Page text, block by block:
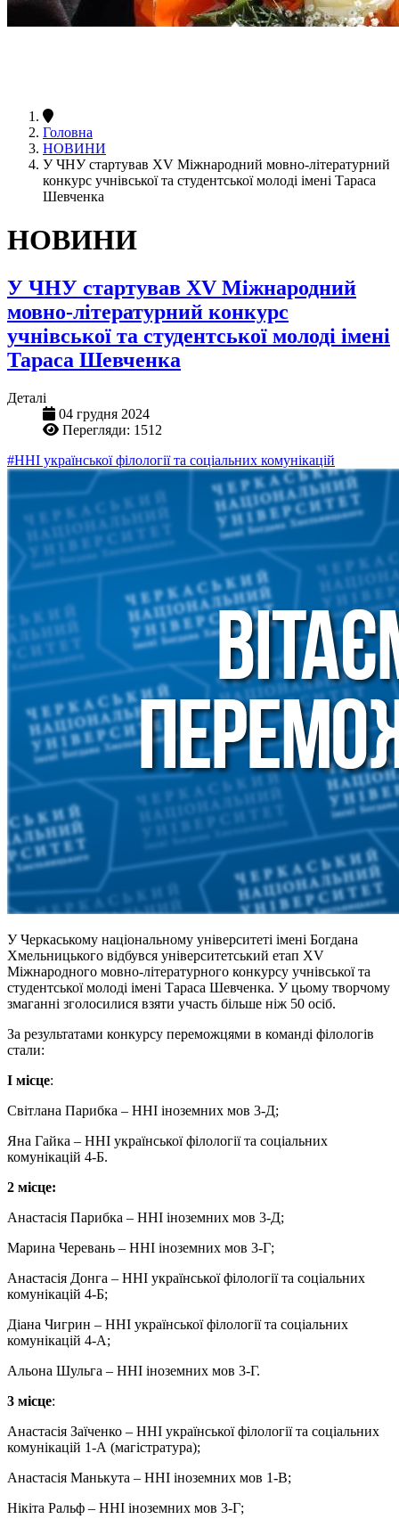
Головна
НОВИНИ
У ЧНУ стартував ХV Міжнародний мовно-літературний
конкурс учнівської та студентської молоді імені Тараса
Шевченка
НОВИНИ
У ЧНУ стартував ХV Міжнародний
мовно-літературний конкурс
учнівської та студентської молоді імені
Тараса Шевченка
Деталі
04 грудня 2024
Перегляди: 1512
#ННІ української філології та соціальних комунікацій
У Черкаському національному університеті імені Богдана
Хмельницького відбувся університетський етап ХV
Міжнародного мовно-літературного конкурсу учнівської та
студентської молоді імені Тараса Шевченка. У цьому творчому
змаганні зголосилися взяти участь більше ніж 50 осіб.
За результатами конкурсу переможцями в команді філологів
стали:
І місце:
Світлана Парибка – ННІ іноземних мов 3-Д;
Яна Гайка – ННІ української філології та соціальних
комунікацій 4-Б.
2 місце:
Анастасія Парибка – ННІ іноземних мов 3-Д;
Марина Черевань – ННІ іноземних мов 3-Г;
Анастасія Донга – ННІ української філології та соціальних
комунікацій 4-Б;
Діана Чигрин – ННІ української філології та соціальних
комунікацій 4-А;
Альона Шульга – ННІ іноземних мов 3-Г.
3 місце:
Анастасія Заїченко – ННІ української філології та соціальних
комунікацій 1-А (магістратура);
Анастасія Манькута – ННІ іноземних мов 1-В;
Нікіта Ральф – ННІ іноземних мов 3-Г;